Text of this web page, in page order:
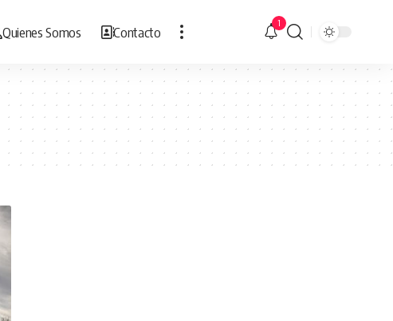
Quienes Somos Contacto 1